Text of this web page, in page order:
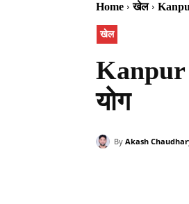
Home खेल
खेल
Kanpur
योग
By Akash